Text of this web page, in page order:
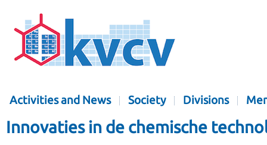
Activities and News Society Divisions
Innovaties in de chemische